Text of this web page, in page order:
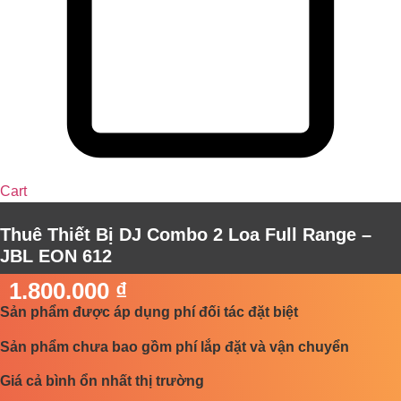
Cart
Thuê Thiết Bị DJ Combo 2 Loa Full Range –
JBL EON 612
1.800.000 ₫
Sản phẩm được áp dụng phí đối tác đặt biệt
Sản phẩm chưa bao gồm phí lắp đặt và vận chuyển
Giá cả bình ổn nhất thị trường